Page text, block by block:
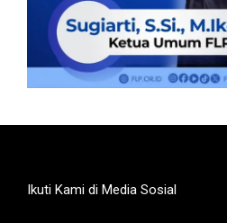
Ikuti Kami di Media Sosial